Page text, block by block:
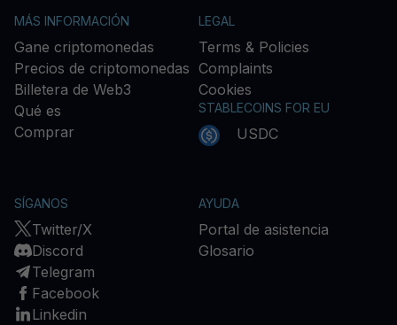
MÁS INFORMACIÓN
Gane criptomonedas
Precios de criptomonedas
Billetera de Web3
Qué es
Comprar
LEGAL
Terms & Policies
Complaints
Cookies
STABLECOINS FOR EU
USDC
SÍGANOS
Twitter/X
Discord
Telegram
Facebook
Linkedin
AYUDA
Portal de asistencia
Glosario